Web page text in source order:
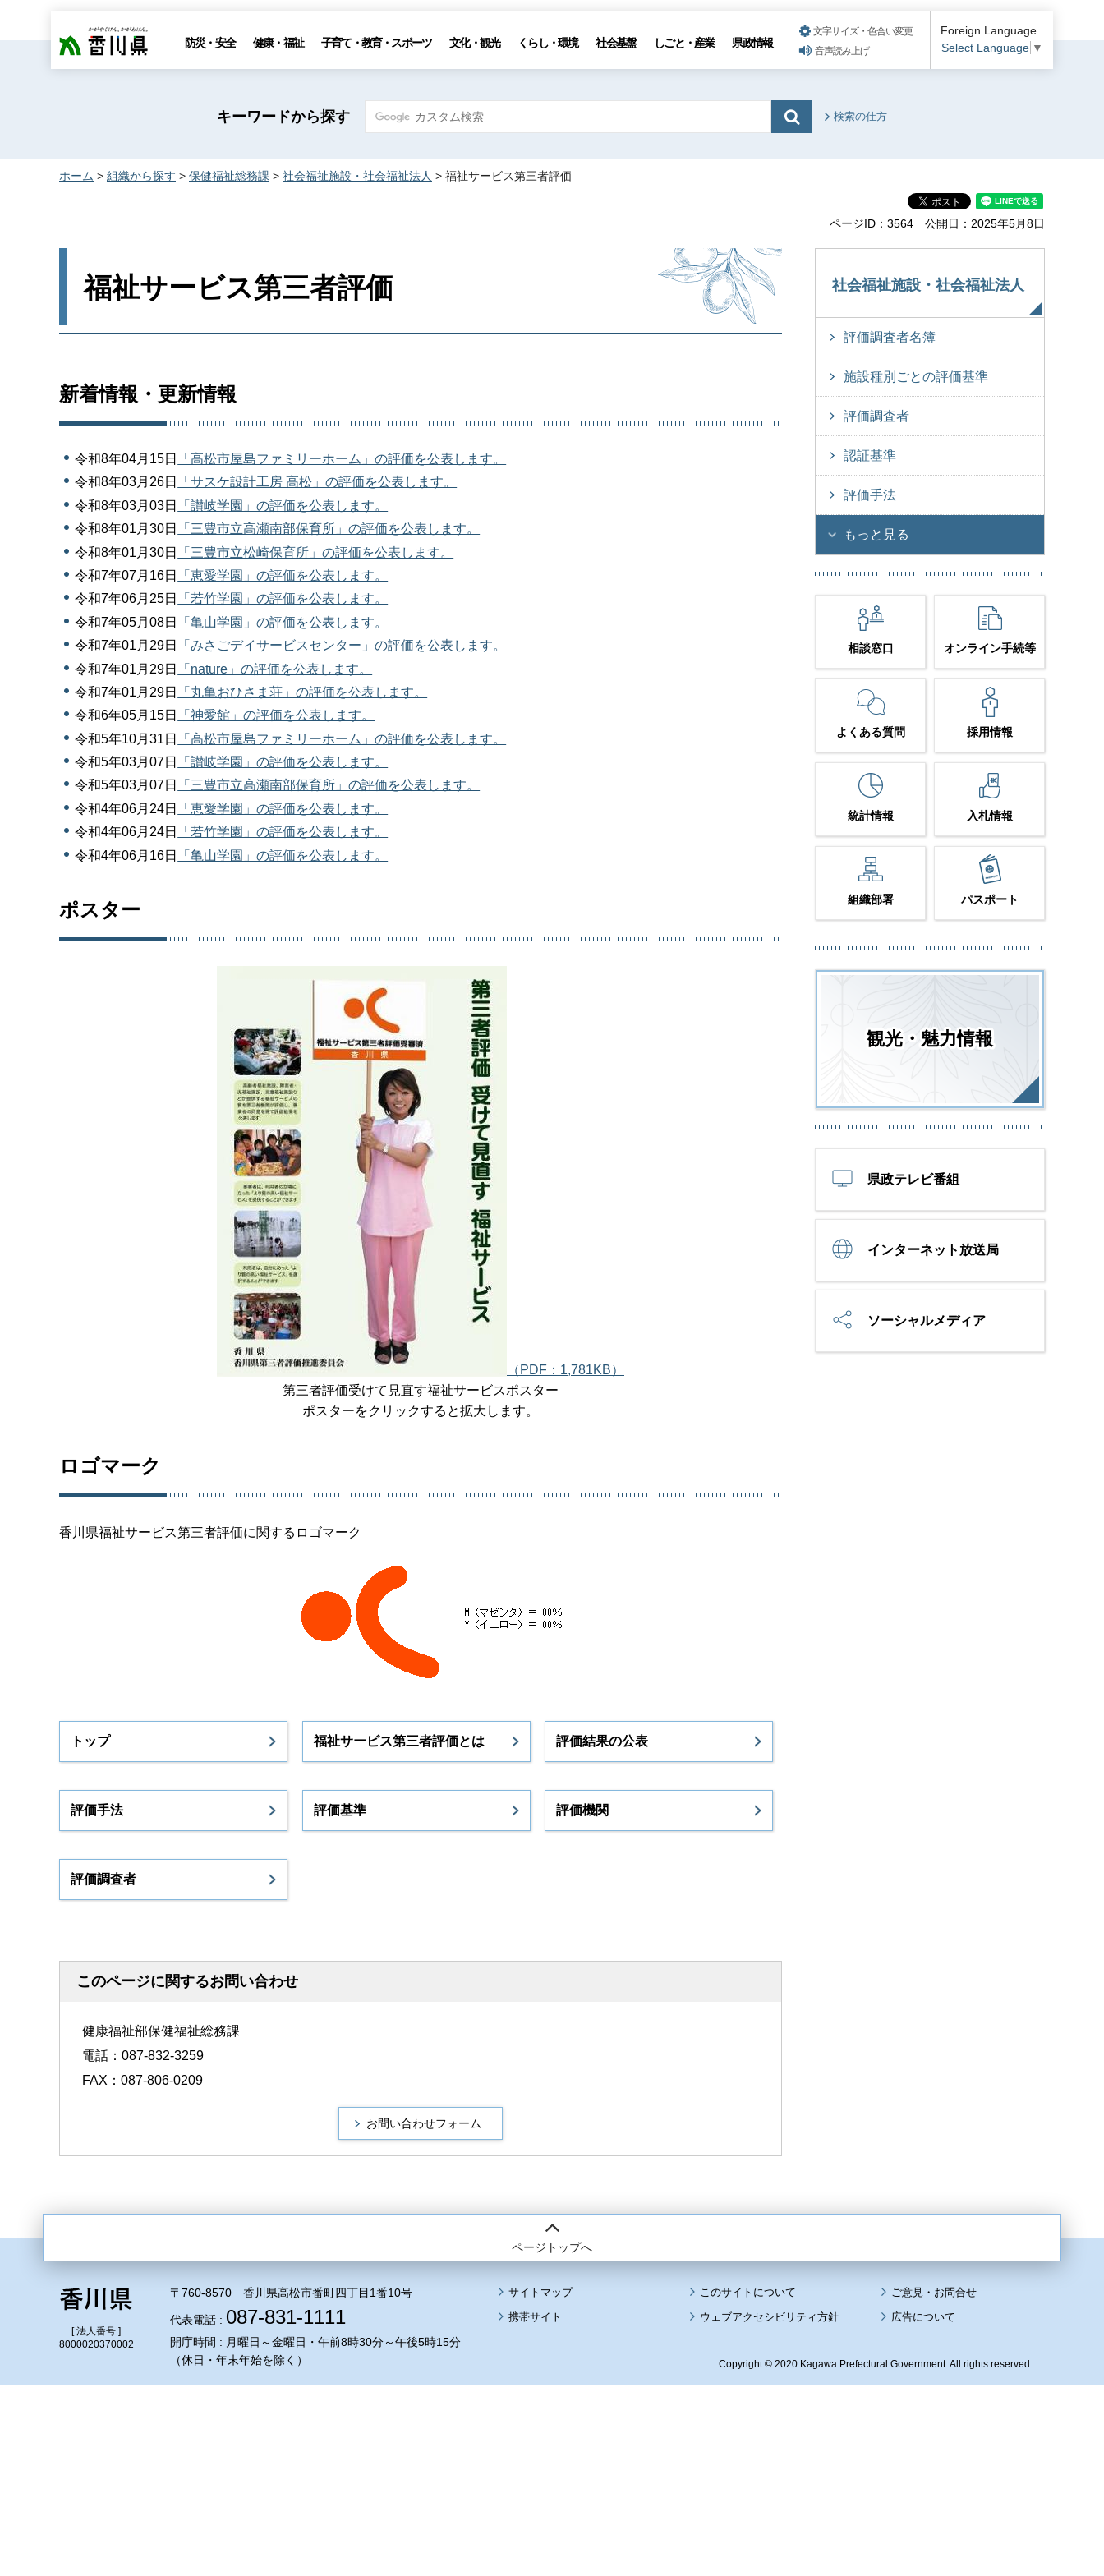
香川県 防災・安全 健康・福祉 子育て・教育・スポーツ 文化・観光 くらし・環境 社会基盤 しごと・産業 県政情報
文字サイズ・色合い変更
音声読み上げ
Foreign Language
Select Language ▼
キーワードから探す 検索の仕方
ホーム > 組織から探す > 保健福祉総務課 > 社会福祉施設・社会福祉法人 > 福祉サービス第三者評価
ページID：3564 公開日：2025年5月8日
福祉サービス第三者評価
新着情報・更新情報
令和8年04月15日
「高松市屋島ファミリーホーム」の評価を公表します。
令和8年03月26日
「サスケ設計工房 高松」の評価を公表します。
令和8年03月03日
「讃岐学園」の評価を公表します。
令和8年01月30日
「三豊市立高瀬南部保育所」の評価を公表します。
令和8年01月30日
「三豊市立松崎保育所」の評価を公表します。
令和7年07月16日
「恵愛学園」の評価を公表します。
令和7年06月25日
「若竹学園」の評価を公表します。
令和7年05月08日
「亀山学園」の評価を公表します。
令和7年01月29日
「みさごデイサービスセンター」の評価を公表します。
令和7年01月29日
「nature」の評価を公表します。
令和7年01月29日
「丸亀おひさま荘」の評価を公表します。
令和6年05月15日
「神愛館」の評価を公表します。
令和5年10月31日
「高松市屋島ファミリーホーム」の評価を公表します。
令和5年03月07日
「讃岐学園」の評価を公表します。
令和5年03月07日
「三豊市立高瀬南部保育所」の評価を公表します。
令和4年06月24日
「恵愛学園」の評価を公表します。
令和4年06月24日
「若竹学園」の評価を公表します。
令和4年06月16日
「亀山学園」の評価を公表します。
ポスター
（PDF：1,781KB）
第三者評価受けて見直す福祉サービスポスター
ポスターをクリックすると拡大します。
ロゴマーク
香川県福祉サービス第三者評価に関するロゴマーク
トップ
評価手法
評価調査者
福祉サービス第三者評価とは
評価基準
評価結果の公表
評価機関
このページに関するお問い合わせ
健康福祉部保健福祉総務課
電話：087-832-3259
FAX：087-806-0209
社会福祉施設・社会福祉法人
評価調査者名簿
施設種別ごとの評価基準
評価調査者
認証基準
評価手法
もっと見る
相談窓口 オンライン手続等
よくある質問 採用情報
統計情報 入札情報
組織部署 パスポート
観光・魅力情報
県政テレビ番組
インターネット放送局
ソーシャルメディア
ページトップへ
[ 法人番号 ]
8000020370002
〒760-8570 香川県高松市番町四丁目1番10号
代表電話 : 087-831-1111
開庁時間 : 月曜日～金曜日・午前8時30分～午後5時15分
（休日・年末年始を除く）
サイトマップ
このサイトについて
携帯サイト
ウェブアクセシビリティ方針 広告について
Copyright © 2020 Kagawa Prefectural Government. All rights reserved.